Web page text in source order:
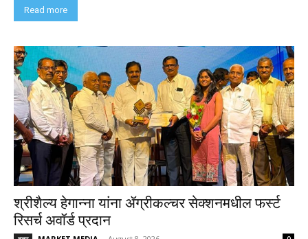
Read more
श्रीशैल्य हेगान्ना यांना ॲग्रीकल्चर सेक्शनमधील फर्स्ट
रिसर्च अवॉर्ड प्रदान